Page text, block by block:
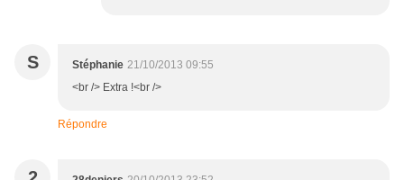
S Stéphanie 21/10/2013 09:55
<br /> Extra !<br />
Répondre